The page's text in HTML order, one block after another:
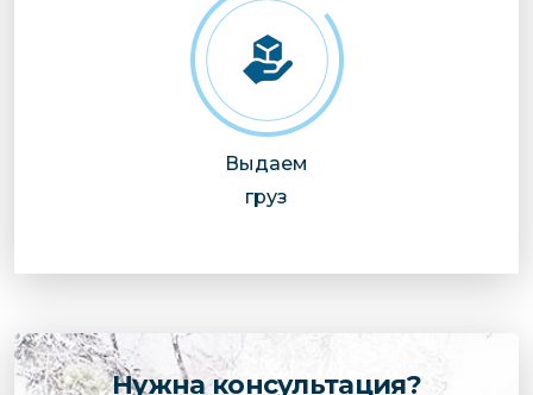
Выдаем
груз
Нужна консультация?